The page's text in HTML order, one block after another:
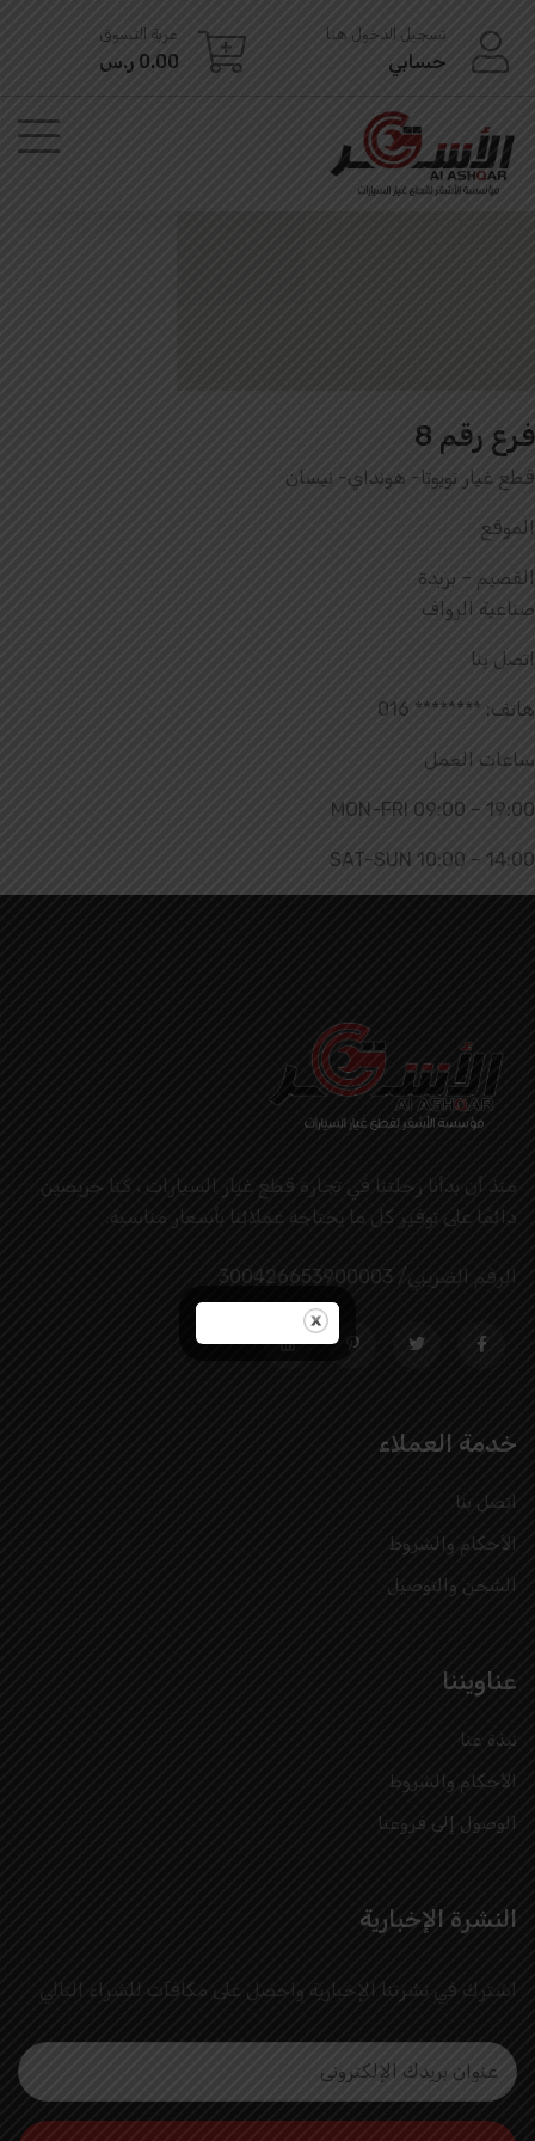
content
تسجيل الدخول هنا
حسابي
عربة التسوق
0.00 ر.س
فرع رقم 8
قطع غيار تويوتا- هونداي- نيسان
الموقع
القصيم – بريدة
صناعية الرواف
اتصل بنا
هاتف: ******** 016
ساعات العمل
MON-FRI 09:00 – 19:00
SAT-SUN 10:00 – 14:00
منذ أن بدأنا رحلتنا في تجارة قطع غيار السيارات ، كنا حريصين
دائمًا على توفير كل ما يحتاجه عملائنا بأسعار مناسبة.
الرقم الضريبي/ 300426653900003
خدمة العملاء
اتصل بنا
الأحكام والشروط
الشحن والتوصيل
عناويننا
نبذة عنا
الأحكام والشروط
الوصول إلى فروعنا
النشرة الإخبارية
اشترك في نشرتنا الإخبارية واحصل على مكافآت للشراء التالي